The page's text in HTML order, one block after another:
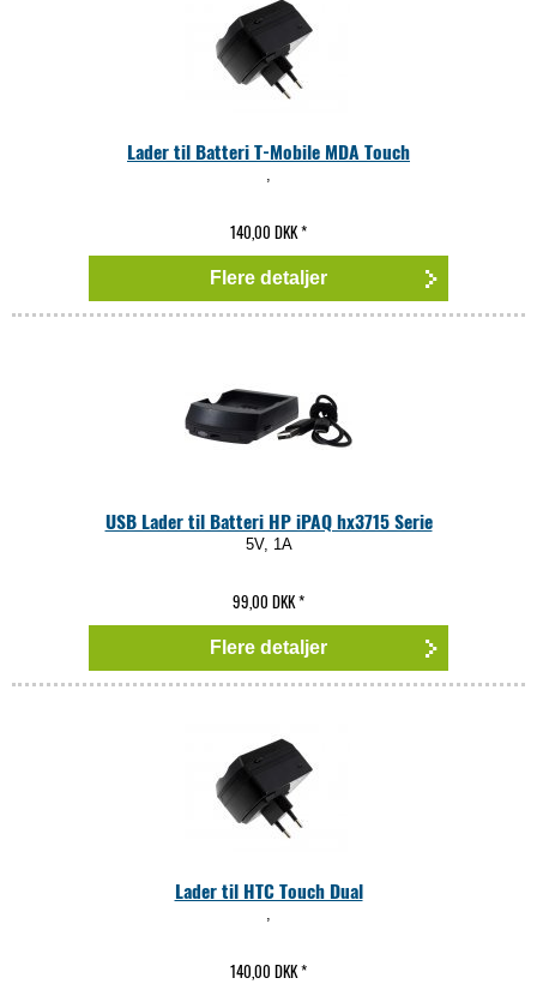
Lader til Batteri T-Mobile MDA Touch
,
140,00 DKK*
Flere detaljer
USB Lader til Batteri HP iPAQ hx3715 Serie
5V, 1A
99,00 DKK*
Flere detaljer
Lader til HTC Touch Dual
,
140,00 DKK*